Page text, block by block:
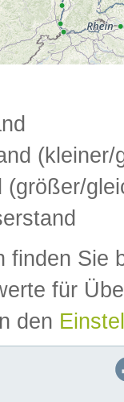
(kleiner/
(größer/
finden Sie
für
den